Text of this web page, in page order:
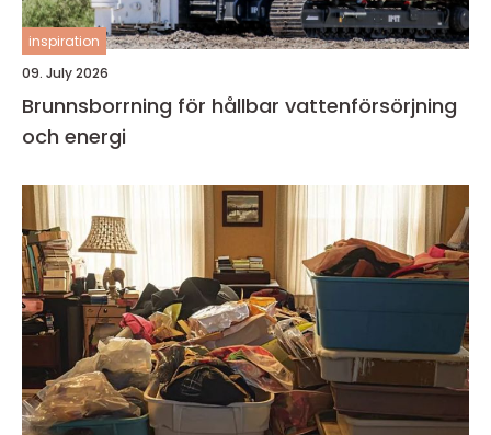
inspiration
09. July 2026
Brunnsborrning för hållbar vattenförsörjning
och energi